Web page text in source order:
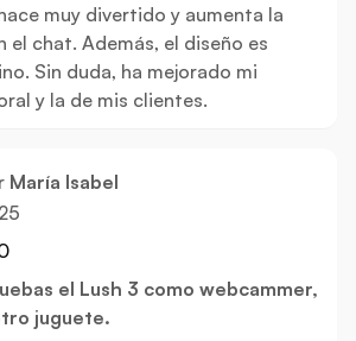
muy divertido y aumenta la
el chat. Además, el diseño es
Sin duda, ha mejorado mi
y la de mis clientes.
María Isabel
de 2025
el Lush 3 como webcammer,
juguete.